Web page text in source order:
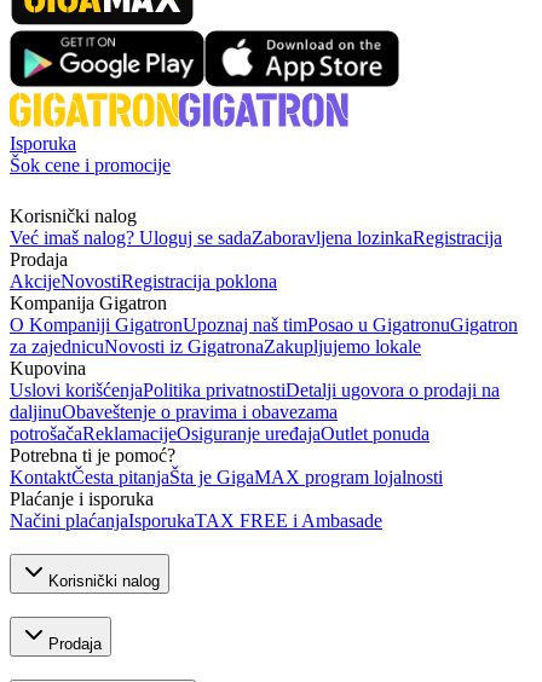
Isporuka
Šok cene i promocije
Korisnički nalog
Već imaš nalog? Uloguj se sadaZaboravljena lozinkaRegistracija
Prodaja
AkcijeNovostiRegistracija poklona
Kompanija Gigatron
O Kompaniji GigatronUpoznaj naš timPosao u GigatronuGigatron
za zajednicuNovosti iz GigatronaZakupljujemo lokale
Kupovina
Uslovi korišćenjaPolitika privatnostiDetalji ugovora o prodaji na
daljinuObaveštenje o pravima i obavezama
potrošačaReklamacijeOsiguranje uređajaOutlet ponuda
Potrebna ti je pomoć?
KontaktČesta pitanjaŠta je GigaMAX program lojalnosti
Plaćanje i isporuka
Načini plaćanjaIsporukaTAX FREE i Ambasade
Korisnički nalog
Prodaja